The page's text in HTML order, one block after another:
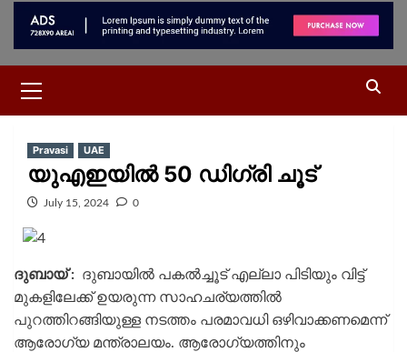
Pravasi UAE
യുഎഇയിൽ 50 ഡിഗ്രി ചൂട്
July 15, 2024 0
ദുബായ് : ദുബായിൽ പകൽച്ചൂട് എല്ലാ പിടിയും വിട്ട്
മുകളിലേക്ക് ഉയരുന്ന സാഹചര്യത്തിൽ
പുറത്തിറങ്ങിയുള്ള നടത്തം പരമാവധി ഒഴിവാക്കണമെന്ന്
ആരോഗ്യ മന്ത്രാലയം. ആരോഗ്യത്തിനും